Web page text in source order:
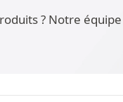
? Notre